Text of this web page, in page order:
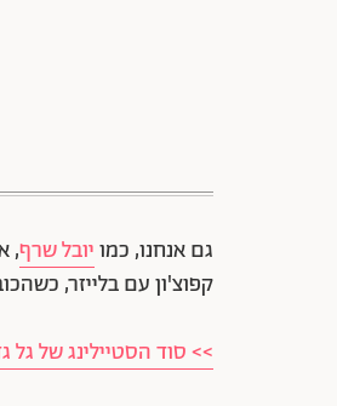
גם אנחנו, כמויובל שרף,
קפוצ'ון עם בלייזר,
>> סוד הסטיילינג של